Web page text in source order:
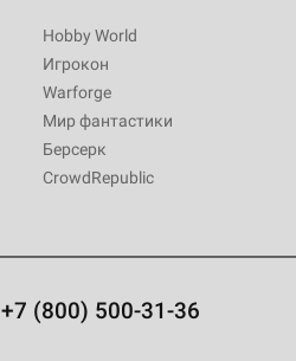
Hobby World
Игрокон
Warforge
Мир фантастики
Берсерк
CrowdRepublic
+7 (800) 500-31-36